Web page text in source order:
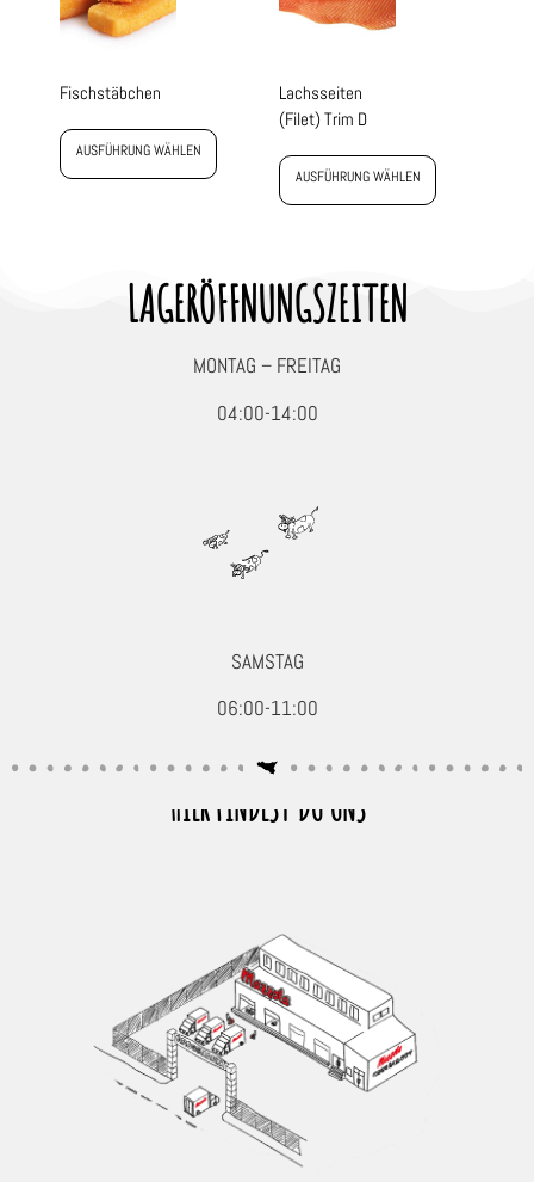
Fischstäbchen
AUSFÜHRUNG WÄHLEN
Lachsseiten
(Filet) Trim D
AUSFÜHRUNG WÄHLEN
LAGERÖFFNUNGSZEITEN
MONTAG – FREITAG
04:00-14:00
SAMSTAG
06:00-11:00
HIER FINDEST DU UNS